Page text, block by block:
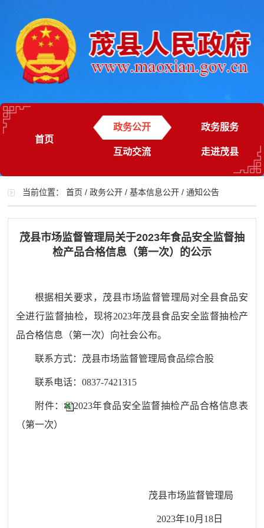
首页
政务公开 政务服务
互动交流 走进茂县
当前位置：首页 /政务公开 /基本信息公开 /通知公告
茂县市场监督管理局关于2023年食品安全监督抽
检产品合格信息（第一次）的公示
根据相关要求，茂县市场监督管理局对全县食品安
全进行监督抽检，现将2023年茂县食品安全监督抽检产
品合格信息（第一次）向社会公布。
联系方式：茂县市场监督管理局食品综合股
联系电话：0837-7421315
附件：
2023年食品安全监督抽检产品合格信息表
（第一次）
茂县市场监督管理局
2023年10月18日